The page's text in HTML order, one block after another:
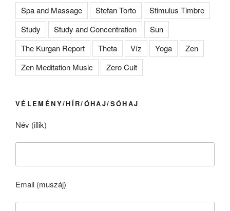
Spa and Massage Stefan Torto
Stimulus Timbre
Study
Study and Concentration
Sun
The Kurgan Report
Theta Víz Yoga
Zen
Zen Meditation Music
Zero Cult
VÉLEMÉNY/HÍR/ÓHAJ/SÓHAJ
Név (illik)
Email (muszáj)